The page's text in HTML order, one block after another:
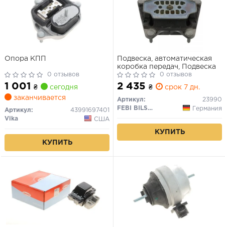
Опора КПП
0 отзывов
1 001 ₴
сегодня
заканчивается
Артикул:
43991697401
Vika
США
КУПИТЬ
Подвеска, автоматическая
коробка передач, Подвеска
0 отзывов
2 435 ₴ срок 7 дн.
Артикул:
23990
FEBI BILSTEIN
Германия
КУПИТЬ